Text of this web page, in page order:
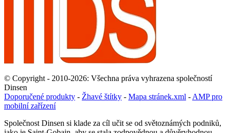
© Copyright - 2010-2026: Všechna práva vyhrazena společností
Dinsen
Doporučené produkty - Žhavé štítky - Mapa stránek.xml - AMP pro
mobilní zařízení
Společnost Dinsen si klade za cíl učit se od světoznámých podniků,